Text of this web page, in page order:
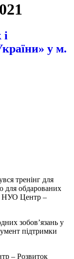
у м.
тренінг для
для обдарованих
НУО Центр –
зобов’язань у
підтримки
– Розвиток